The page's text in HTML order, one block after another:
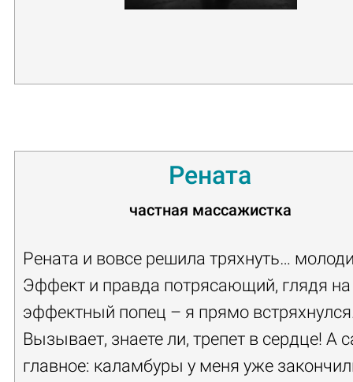
Рената
частная массажистка
Рената и вовсе решила тряхнуть…
Эффект и правда потрясающий, глядя на
эффектный попец – я прямо
Вызывает, знаете ли, трепет в сердце! А
главное: каламбуры у меня уже